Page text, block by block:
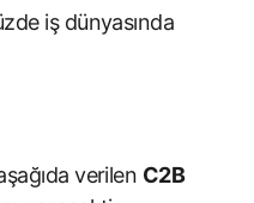
iş dünyasında
verilen C2B